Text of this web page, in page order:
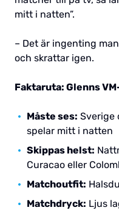
mitt i natten”.
– Det är ingenting
och skrattar igen.
Faktaruta: Glenns
Måste ses: Sverige
spelar mitt i natten
Skippas helst:
Curacao eller
Matchoutfit:
Matchdryck: Ljus